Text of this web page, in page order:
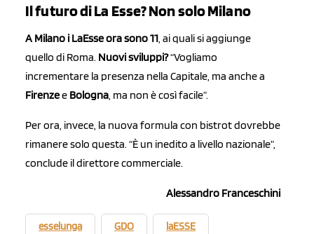
Il futuro di La Esse? Non solo Milano
A Milano i LaEsse ora sono 11, ai quali si aggiunge
quello di Roma. Nuovi sviluppi?“Vogliamo
incrementare la presenza nella Capitale, ma anche a
Firenzee Bologna, ma non è così facile”.
Per ora, invece, la nuova formula con bistrot dovrebbe
rimanere solo questa. “È un inedito a livello nazionale”,
conclude il direttore commerciale.
Alessandro Franceschini
esselunga GDO laESSE